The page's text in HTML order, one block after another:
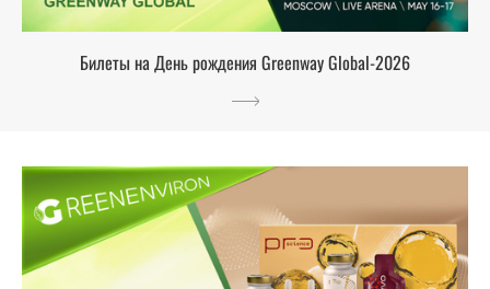
Билеты на День рождения Greenway Global-2026